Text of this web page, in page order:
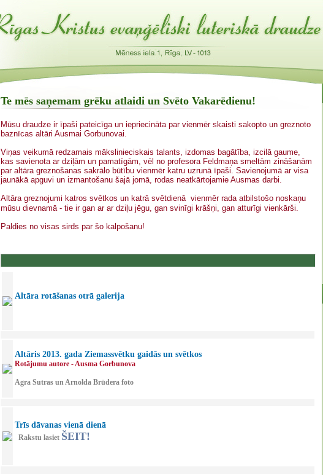
Te mēs saņemam grēku atlaidi un Svēto Vakarēdienu!
Mūsu draudze ir īpaši pateicīga un iepriecināta par vienmēr skaisti sakopto un greznoto
baznīcas altāri Ausmai Gorbunovai.
Viņas veikumā redzamais mākslinieciskais talants, izdomas bagātība, izcilā gaume,
kas savienota ar dziļām un pamatīgām, vēl no profesora Feldmaņa smeltām zināšanām
par altāra greznošanas sakrālo būtību vienmēr katru uzrunā īpaši. Savienojumā ar visa
jaunākā apguvi un izmantošanu šajā jomā, rodas neatkārtojamie Ausmas darbi.
Altāra greznojumi katros svētkos un katrā svētdienā vienmēr rada atbilstošo noskaņu
mūsu dievnamā - tie ir gan ar ar dziļu jēgu, gan svinīgi krāšņi, gan atturīgi vienkārši.
Paldies no visas sirds par šo kalpošanu!
Altāra rotāšanas otrā galerija
Altāris 2013. gada Ziemassvētku gaidās un svētkos
Rotājumu autore - Ausma Gorbunova
‍Agra Sutras un Arnolda Brūdera foto
Trīs dāvanas vienā dienā
Rakstu lasiet ŠEIT!